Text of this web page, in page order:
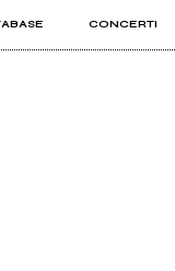
CONCERTI
PRO